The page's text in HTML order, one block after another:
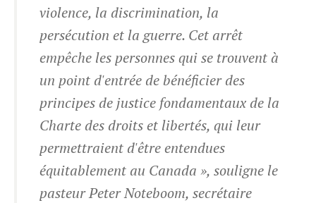
violence, la discrimination, la
persécution et la guerre. Cet arrêt
empêche les personnes qui se trouvent à
un point d'entrée de bénéficier des
principes de justice fondamentaux de la
Charte des droits et libertés, qui leur
permettraient d'être entendues
équitablement au Canada », souligne le
pasteur Peter Noteboom, secrétaire